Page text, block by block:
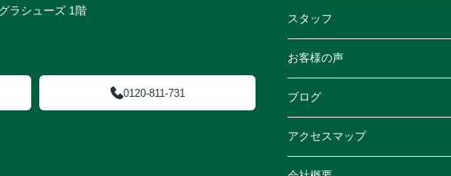
ラシューズ 1階
0120-811-731
スタッフ
お客様の声
ブログ
アクセスマップ